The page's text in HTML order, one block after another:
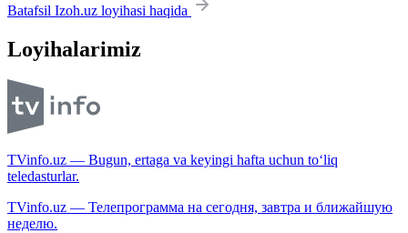
Batafsil Izoh.uz loyihasi haqida
Loyihalarimiz
TVinfo.uz — Bugun, ertaga va keyingi hafta uchun to‘liq
teledasturlar.
TVinfo.uz — Телепрограмма на сегодня, завтра и ближайшую
неделю.